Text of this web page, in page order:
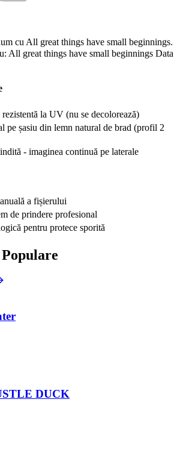
cu All great things have small beginnings.
All great things have small beginnings Data
la UV (nu se decolorează)
pe șasiu din lemn natural de brad (profil 2
- imaginea continuă pe laterale
a fișierului
de prindere profesional
pentru protece sporită
DUCK